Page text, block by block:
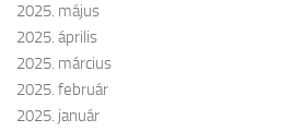
2025. május
2025. április
2025. március
2025. február
2025. január